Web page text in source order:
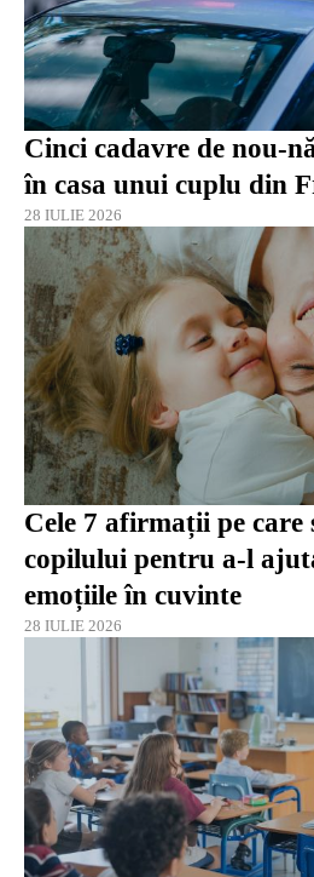
Cinci cadavre de nou-
în casa unui cuplu din
28 IULIE 2026
Cele 7 afirmații pe care
copilului pentru a-l
emoțiile în cuvinte
28 IULIE 2026